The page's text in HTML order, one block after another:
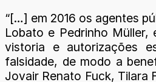
“[…] em 2016 os agentes
Lobato e Pedrinho Müller,
vistoria e autorizações
falsidade, de modo a
Jovair Renato Fuck, Tilara